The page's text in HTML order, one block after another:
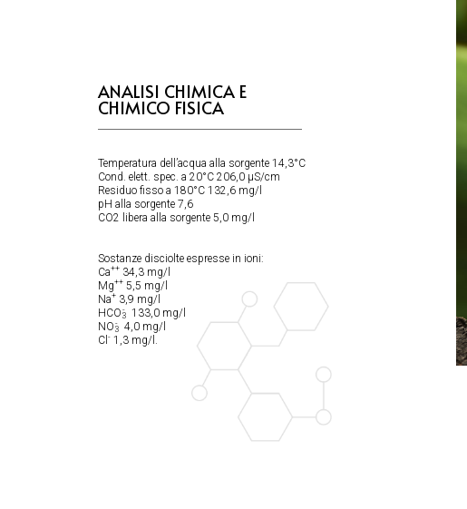
ANALISI CHIMICA E
CHIMICO FISICA
Temperatura dell’acqua alla sorgente 14,3°C
Cond. elett. spec. a 20°C 206,0 μS/cm
Residuo fisso a 180°C 132,6 mg/l
pH alla sorgente 7,6
CO2 libera alla sorgente 5,0 mg/l
Sostanze disciolte espresse in ioni:
Ca++34,3 mg/l
Mg++5,5 mg/l
Na+3,9 mg/l
HCO 3
-
133,0 mg/l
NO 3
-
4,0 mg/l
Cl -1,3 mg/l.